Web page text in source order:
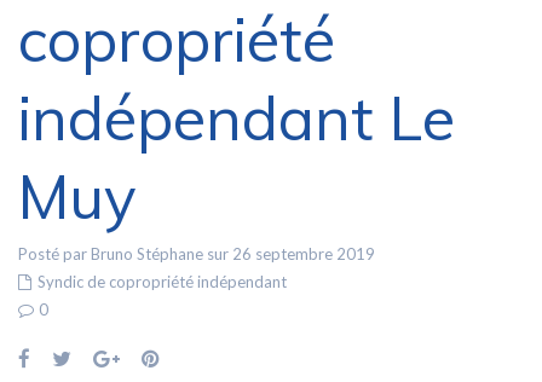
copropriété
indépendant Le
Muy
Posté par Bruno Stéphane sur 26 septembre 2019
Syndic de copropriété indépendant
0